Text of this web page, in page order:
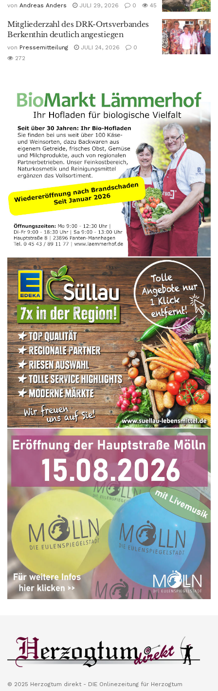
von Andreas Anders JULI 29, 2026 0 45
Mitgliederzahl des DRK-Ortsverbandes
Berkenthin deutlich angestiegen
von Pressemitteilung JULI 24, 2026
0
272
© 2025 Herzogtum direkt - DIE Onlinezeitung für Herzogtum